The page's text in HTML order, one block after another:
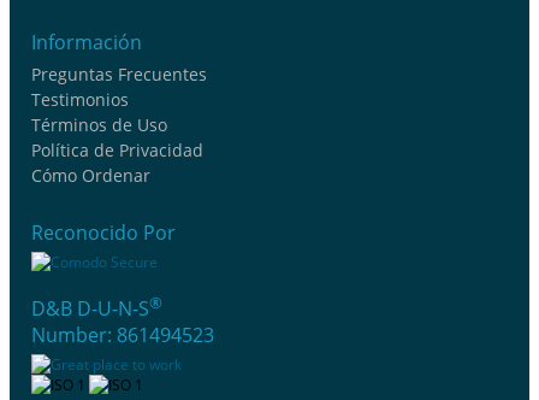
Información
Preguntas Frecuentes
Testimonios
Términos de Uso
Política de Privacidad
Cómo Ordenar
Reconocido Por
D&B D-U-N-S®
Number: 861494523